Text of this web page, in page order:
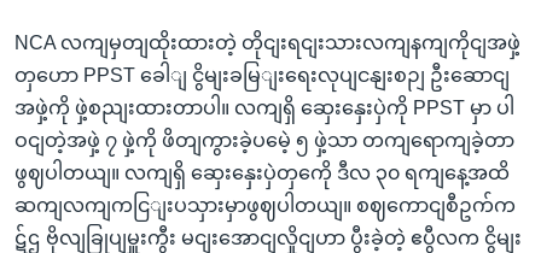
NCA လကျမှတျထိုးထားတဲ့ တိုငျးရငျးသားလကျနကျကိုငျအဖှဲ့
တှဟော PPST ခေါျ ငွိမျးခမြျးရေးလုပျငနျးစဉျ ဦးဆောငျ
အဖှဲ့ကို ဖှဲ့စညျးထားတာပါ။ လကျရှိ ဆှေးနှေးပှဲကို PPST မှာ ပါ
ဝငျတဲ့အဖှဲ့ ၇ ဖှဲ့ကို ဖိတျကွားခဲ့ပမေဲ့ ၅ ဖှဲ့သာ တကျရောကျခဲ့တာ
ဖွဈပါတယျ။ လကျရှိ ဆှေးနှေးပှဲတှကေို ဒီလ ၃၀ ရကျနေ့အထိ
ဆကျလကျကငြျးပသှားမှာဖွဈပါတယျ။ စဈကောငျစီဥက်က
ဋ်ဌ ဗိုလျခြုပျမှူးကွီး မငျးအောငျလှိုငျဟာ ပွီးခဲ့တဲ့ ဧပွီလက ငွိမျး